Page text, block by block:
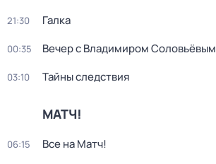
21:30 Галка
00:35 Вечер с Владимиром Соловьёвым
03:10 Тайны следствия
МАТЧ!
06:15 Все на Матч!